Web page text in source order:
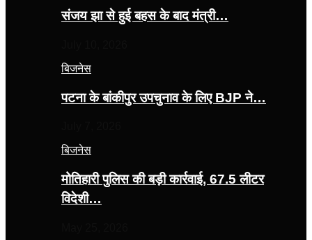
संजय झा से हुई बहस के बाद मंत्री…
बिजनेस
पटना के बांकीपुर उपचुनाव के लिए BJP ने…
बिजनेस
मोतिहारी पुलिस की बड़ी कार्रवाई, 67.5 लीटर
विदेशी…